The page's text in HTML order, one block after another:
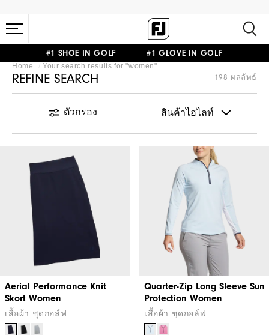
#1 SHOE IN GOLF #1 GLOVE IN GOLF
Home Your search results for "women"
REFINE SEARCH 198 ผลลัพธ์
ตัวกรอง
Aerial Performance Knit
Skort Women
เสื้อผ้า ชุดกอล์ฟ
Quarter-Zip Long Sleeve Sun
Protection Women
เสื้อผ้า ชุดกอล์ฟ